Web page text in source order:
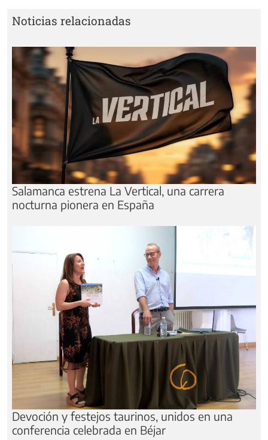
Noticias relacionadas
Salamanca estrena La Vertical, una carrera
nocturna pionera en España
Devoción y festejos taurinos, unidos en una
conferencia celebrada en Béjar